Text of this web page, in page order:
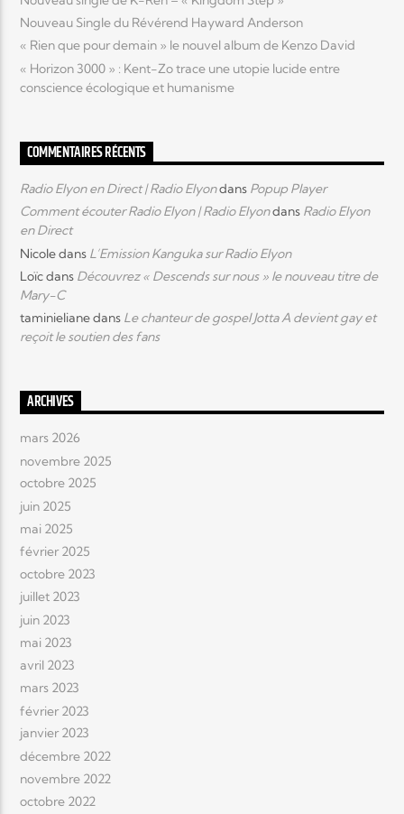
Nouveau Single du Révérend Hayward Anderson
« Rien que pour demain » le nouvel album de Kenzo David
« Horizon 3000 » : Kent-Zo trace une utopie lucide entre
conscience écologique et humanisme
COMMENTAIRES RÉCENTS
Radio Elyon en Direct | Radio Elyondans Popup Player
Comment écouter Radio Elyon | Radio Elyondans Radio Elyon
en Direct
Nicoledans L’Emission Kanguka sur Radio Elyon
Loïcdans Découvrez « Descends sur nous » le nouveau titre de
Mary-C
taminielianedans Le chanteur de gospel Jotta A devient gay et
reçoit le soutien des fans
ARCHIVES
mars 2026
novembre 2025
octobre 2025
juin 2025
mai 2025
février 2025
octobre 2023
juillet 2023
juin 2023
mai 2023
avril 2023
mars 2023
février 2023
janvier 2023
décembre 2022
novembre 2022
octobre 2022